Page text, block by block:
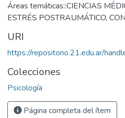
Áreas temáticas::CIENCIAS
ESTRÉS POSTRAUMÁTICO,
URI
https://repositorio.21.edu.ar/
Colecciones
Psicología
Página completa del ítem